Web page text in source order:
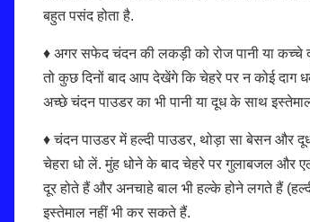
बहुत पसंद होता है.
♦ अगर सफेद चंदन की लकड़ी को रोज पानी या कच्चे
तो कुछ दिनों बाद आप देखेंगे कि चेहरे पर न कोई दाग
अच्छे चंदन पाउडर का भी पानी या दूध के साथ
♦ चंदन पाउडर में हल्दी पाउडर, थोड़ा सा बेसन और
चेहरा धो लें. मुंह धोने के बाद चेहरे पर गुलाबजल और
दूर होते हैं और अनचाहे बाल भी हल्के होने लगते हैं
इस्तेमाल नहीं भी कर सकते हैं.